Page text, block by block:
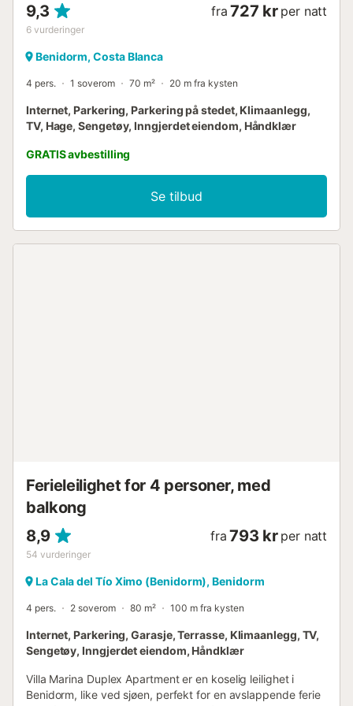
9,3
6 vurderinger
fra 727 kr per natt
Benidorm, Costa Blanca
4 pers. 1 soverom 70 m² 20 m fra kysten
Internet, Parkering, Parkering på stedet, Klimaanlegg,
TV, Hage, Sengetøy, Inngjerdet eiendom, Håndklær
GRATIS avbestilling
Se tilbud
Ferieleilighet for 4 personer, med
balkong
8,9
54 vurderinger
fra 793 kr per natt
La Cala del Tío Ximo (Benidorm), Benidorm
4 pers. 2 soverom 80 m² 100 m fra kysten
Internet, Parkering, Garasje, Terrasse, Klimaanlegg, TV,
Sengetøy, Inngjerdet eiendom, Håndklær
Villa Marina Duplex Apartment er en koselig leilighet i
Benidorm, like ved sjøen, perfekt for en avslappende ferie